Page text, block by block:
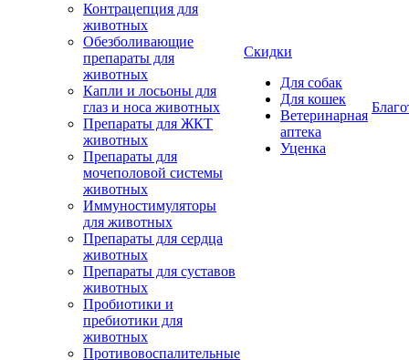
Контрацепция для
животных
Обезболивающие
препараты для
животных
Капли и лосьоны для
глаз и носа животных
Препараты для ЖКТ
животных
Препараты для
мочеполовой системы
животных
Иммуностимуляторы
для животных
Препараты для сердца
животных
Препараты для суставов
животных
Пробиотики и
пребиотики для
животных
Противовоспалительные
Скидки
Для собак
Для кошек
Ветеринарная
аптека
Уценка